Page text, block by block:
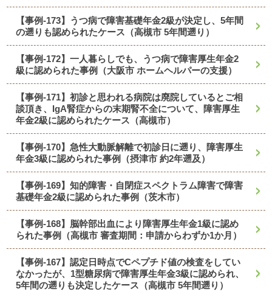
【事例-173】うつ病で障害基礎年金2級が決定し、5年間
の遡りも認められたケース（高槻市 5年間遡り）
【事例-172】一人暮らしでも、うつ病で障害厚生年金2
級に認められた事例（大阪市 ホームヘルパーの支援）
【事例-171】初診と思われる病院は廃院しているとご相
談頂き、IgA腎症からの末期腎不全について、障害厚生
年金2級に認められたケース（高槻市）
【事例-170】急性大動脈解離で初診日に遡り、障害厚生
年金3級に認められた事例（摂津市 約2年遡及）
【事例-169】知的障害・自閉症スペクトラム障害で障害
基礎年金2級に認められた事例（茨木市）
【事例-168】脳幹部出血により障害厚生年金1級に認め
られた事例（高槻市 審査期間：申請からわずか1か月）
【事例-167】認定日時点でCペプチド値の検査をしてい
なかったが、1型糖尿病で障害厚生年金3級に認められ、
5年間の遡りも決定したケース（高槻市 5年間遡り）